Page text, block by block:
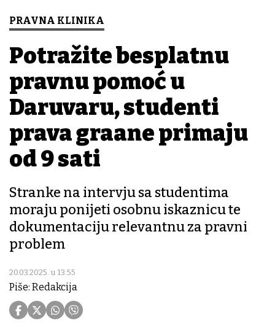
PRAVNA KLINIKA
Potražite besplatnu
pravnu pomoć u
Daruvaru, studenti
prava građane primaju
od 9 sati
Stranke na intervju sa studentima
moraju ponijeti osobnu iskaznicu te
dokumentaciju relevantnu za pravni
problem
20.03.2025. u 13:55
Piše: Redakcija